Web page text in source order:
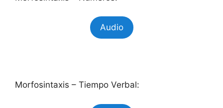
Audio
Morfosintaxis – Tiempo Verbal: